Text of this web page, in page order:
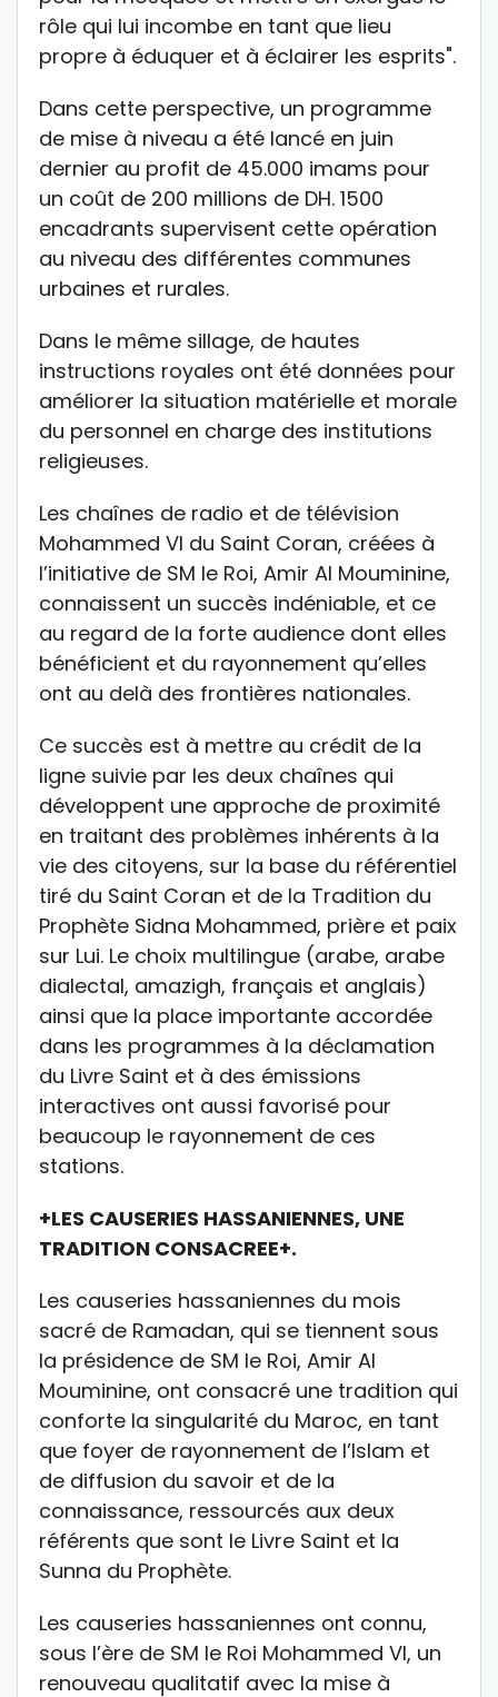
rôle qui lui incombe en tant que lieu
propre à éduquer et à éclairer les esprits".
Dans cette perspective, un programme
de mise à niveau a été lancé en juin
dernier au profit de 45.000 imams pour
un coût de 200 millions de DH. 1500
encadrants supervisent cette opération
au niveau des différentes communes
urbaines et rurales.
Dans le même sillage, de hautes
instructions royales ont été données pour
améliorer la situation matérielle et morale
du personnel en charge des institutions
religieuses.
Les chaînes de radio et de télévision
Mohammed VI du Saint Coran, créées à
l’initiative de SM le Roi, Amir Al Mouminine,
connaissent un succès indéniable, et ce
au regard de la forte audience dont elles
bénéficient et du rayonnement qu’elles
ont au delà des frontières nationales.
Ce succès est à mettre au crédit de la
ligne suivie par les deux chaînes qui
développent une approche de proximité
en traitant des problèmes inhérents à la
vie des citoyens, sur la base du référentiel
tiré du Saint Coran et de la Tradition du
Prophète Sidna Mohammed, prière et paix
sur Lui. Le choix multilingue (arabe, arabe
dialectal, amazigh, français et anglais)
ainsi que la place importante accordée
dans les programmes à la déclamation
du Livre Saint et à des émissions
interactives ont aussi favorisé pour
beaucoup le rayonnement de ces
stations.
+LES CAUSERIES HASSANIENNES, UNE
TRADITION CONSACREE+.
Les causeries hassaniennes du mois
sacré de Ramadan, qui se tiennent sous
la présidence de SM le Roi, Amir Al
Mouminine, ont consacré une tradition qui
conforte la singularité du Maroc, en tant
que foyer de rayonnement de l’Islam et
de diffusion du savoir et de la
connaissance, ressourcés aux deux
référents que sont le Livre Saint et la
Sunna du Prophète.
Les causeries hassaniennes ont connu,
sous l’ère de SM le Roi Mohammed VI, un
renouveau qualitatif avec la mise à